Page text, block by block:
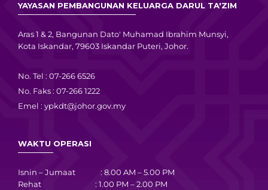
YAYASAN PEMBANGUNAN KELUARGA DARUL TA'ZIM
Aras 1 & 2, Bangunan Dato' Muhamad Ibrahim Munsyi,
Kota Iskandar, 79603 Iskandar Puteri, Johor.
No. Tel : 07-266 6526
No. Faks : 07-266 1222
Emel : ypkdt@johor.gov.my
WAKTU OPERASI
Isnin – Jumaat : 8.00 AM – 5.00 PM
Rehat : 1.00 PM – 2.00 PM